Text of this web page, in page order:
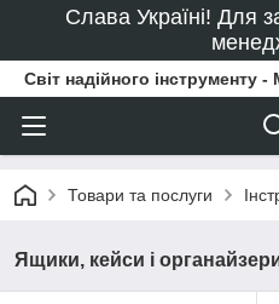
Слава Україні! Для
Світ надійного інструменту
Товари та послуги
Ящики, кейси і